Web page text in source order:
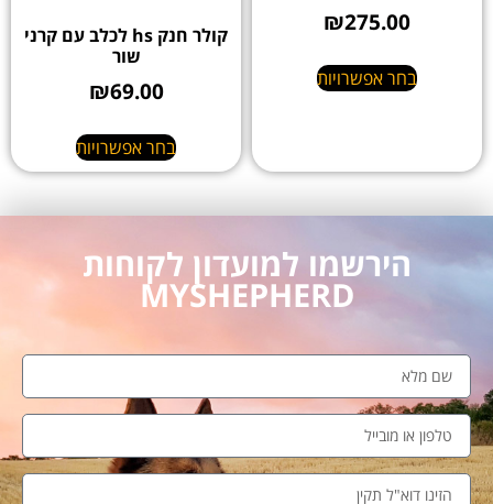
₪275.00
בחר אפשרויות
קולר חנק hs לכלב עם קרני
שור
₪69.00
בחר אפשרויות
הירשמו למועדון לקוחות
MYSHEPHERD